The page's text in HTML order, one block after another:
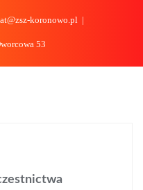
koronowo.pl
53